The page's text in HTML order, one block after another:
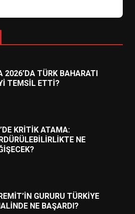
GEÇİYOR: GÖZLER
2026’DA TÜRK BAHARATI
TEMSİL ETTİ?
KRİTİK ATAMA:
NE
GURURU TÜRKİYE
NE BAŞARDI?